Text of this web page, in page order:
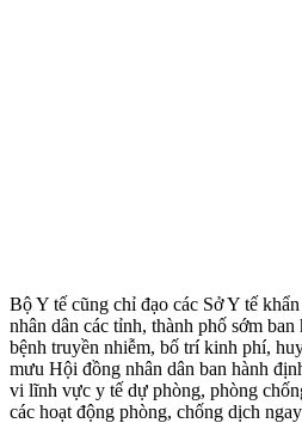
Bộ Y tế cũng chỉ đạo các Sở Y tế
nhân dân các tỉnh, thành phố sớm
bệnh truyền nhiễm, bố trí kinh phí,
mưu Hội đồng nhân dân ban hành
vi lĩnh vực y tế dự phòng, phòng
các hoạt động phòng, chống dịch